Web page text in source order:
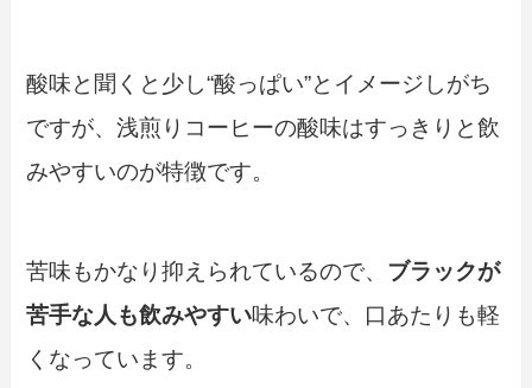
酸味と聞くと少し“酸っぱい”とイメージしがち
ですが、浅煎りコーヒーの酸味はすっきりと飲
みやすいのが特徴です。
苦味もかなり抑えられているので、 ブラックが
苦手な人も飲みやすい味わいで、口あたりも軽
くなっています。